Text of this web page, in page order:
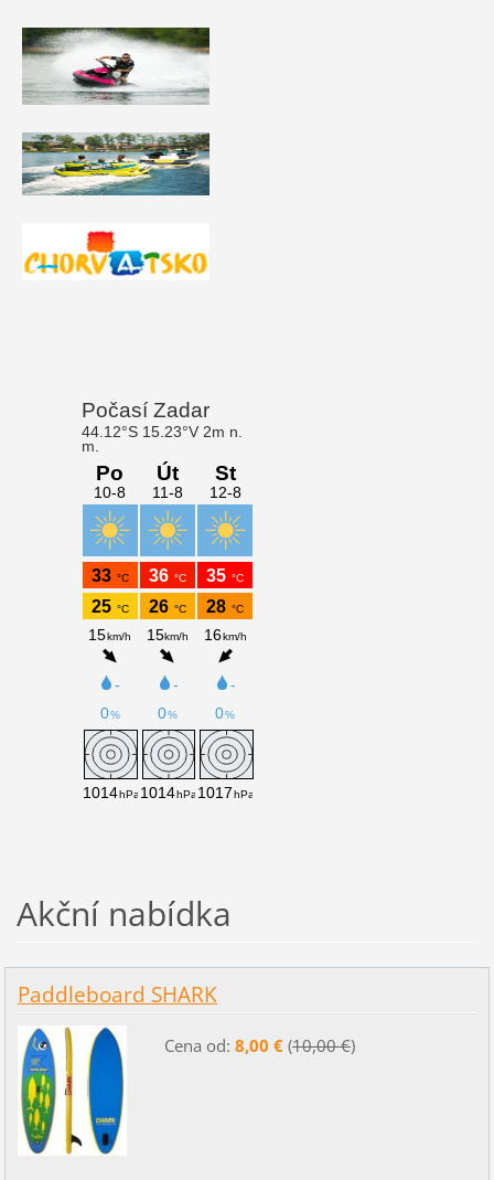
Akční nabídka
Paddleboard SHARK
Cena od: 8,00 €(10,00 €)